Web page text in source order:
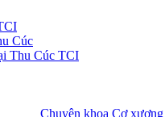
Cúc
Thu Cúc TCI
Chuyên khoa Cơ